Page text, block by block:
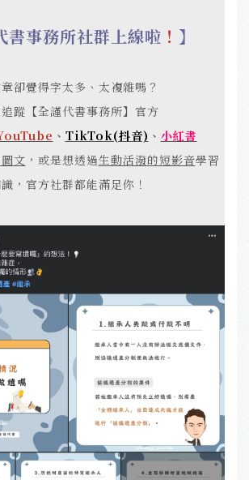
書事務所社群上線啦 ！ 】
卻覺得字太多、太複雜嗎？
蹤【全謹代書事務所】官方
、 TikTok(抖音) 、 小紅書
文 ，或是想透過生動活潑的短影音學習
，官方社群都能滿足你！